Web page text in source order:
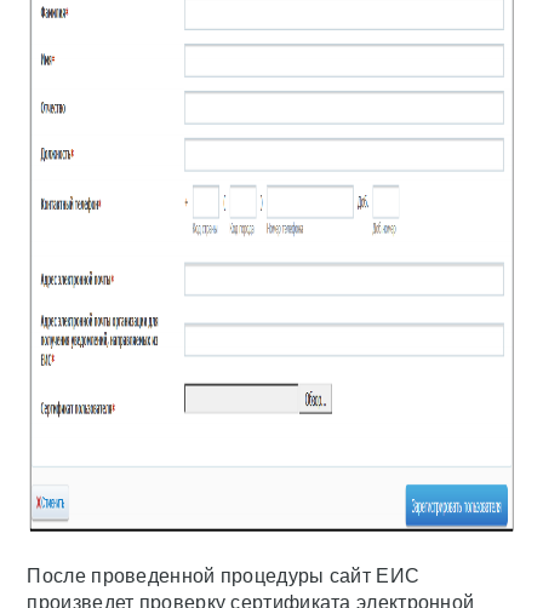
После проведенной процедуры сайт ЕИС
произведет проверку сертификата электронной